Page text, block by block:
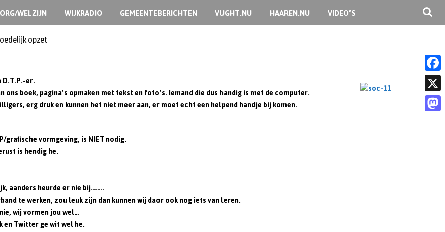
WELZIJN WIJKRADIO GEMEENTEBERICHTEN VUGHT.NU HAAREN.NU VIDEO’S
opzet
er.
boek, pagina’s opmaken met tekst en foto’s. Iemand die dus handig is met de computer.
erg druk en kunnen het niet meer aan, er moet echt een helpend handje bij komen.
vormgeving, is NIET nodig.
is hendig he.
aanders heurde er nie bij……..
te werken, zou leuk zijn dan kunnen wij daor ook nog iets van leren.
wij vormen jou wel…
en Twitter ge wit wel he.
F
a
c
X